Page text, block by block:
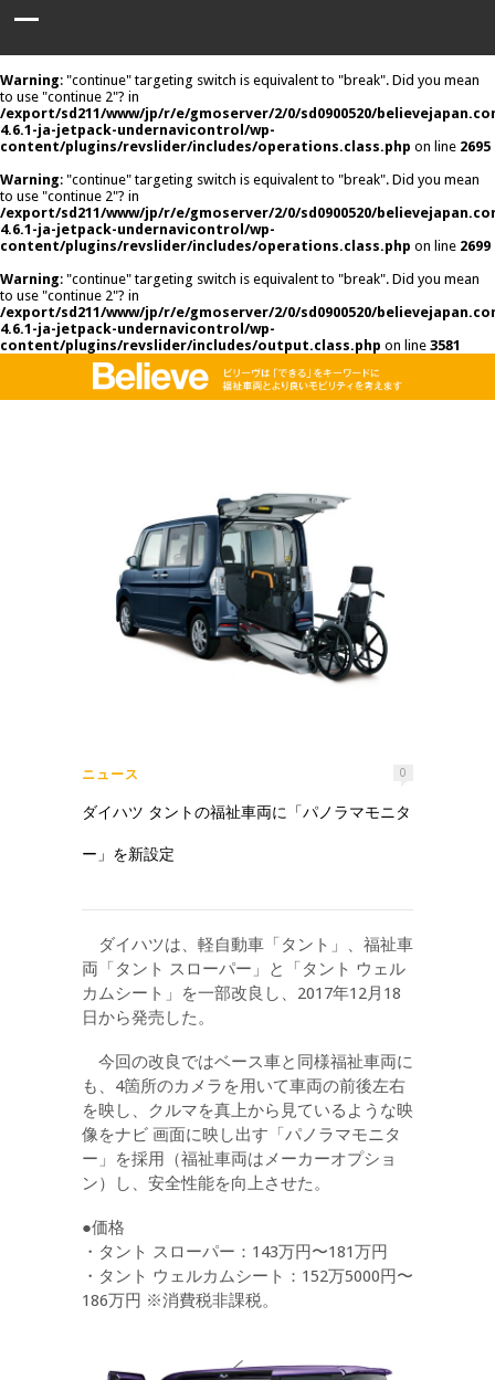
Warning: "continue" targeting switch is equivalent to "break". Did you mean
to use "continue 2"? in
/export/sd211/www/jp/r/e/gmoserver/2/0/sd0900520/
4.6.1-ja-jetpack-undernavicontrol/wp-
content/plugins/revslider/includes/operations.class.php on line 2695
Warning: "continue" targeting switch is equivalent to "break". Did you mean
to use "continue 2"? in
/export/sd211/www/jp/r/e/gmoserver/2/0/sd0900520/
4.6.1-ja-jetpack-undernavicontrol/wp-
content/plugins/revslider/includes/operations.class.php on line 2699
Warning: "continue" targeting switch is equivalent to "break". Did you mean
to use "continue 2"? in
/export/sd211/www/jp/r/e/gmoserver/2/0/sd0900520/
4.6.1-ja-jetpack-undernavicontrol/wp-
content/plugins/revslider/includes/output.class.php on line 3581
ニュース 0
ダイハツ タントの福祉車両に「パノラマモニタ
ー」を新設定
ダイハツは、軽自動車「タント」、福祉車
両「タント スローパー」と「タント ウェル
カムシート」を一部改良し、2017年12月18
日から発売した。
今回の改良ではベース車と同様福祉車両に
も、4箇所のカメラを用いて車両の前後左右
を映し、クルマを真上から見ているような映
像をナビ 画面に映し出す「パノラマモニタ
ー」を採用（福祉車両はメーカーオプショ
ン）し、安全性能を向上させた。
●価格
・タント スローパー：143万円〜181万円
・タント ウェルカムシート：152万5000円〜
186万円 ※消費税非課税。